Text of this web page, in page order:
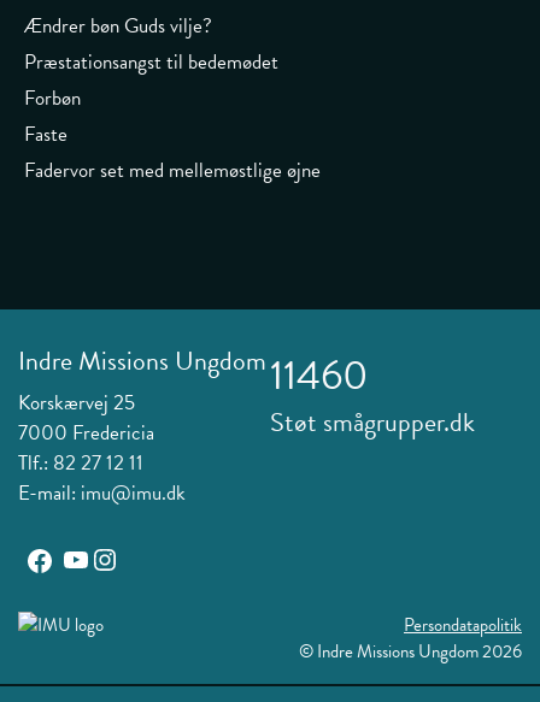
Ændrer bøn Guds vilje?
Præstationsangst til bedemødet
Forbøn
Faste
Fadervor set med mellemøstlige øjne
Indre Missions Ungdom
Korskærvej 25
7000 Fredericia
Tlf.: 82 27 12 11
E-mail: imu@imu.dk
Facebook
YouTube
Instagram
Støt smågrupper.dk
11460
Persondatapolitik
©Indre Missions Ungdom 2026